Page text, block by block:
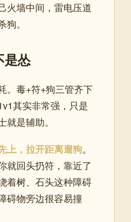
火墙中间，雷电压道
。
是怂
。毒+符+狗三管齐下
其实非常强，只是
是辅助。
上，拉开距离遛狗。
就回头扔符，靠近了
着树、石头这种障碍
碍物旁边很容易撞